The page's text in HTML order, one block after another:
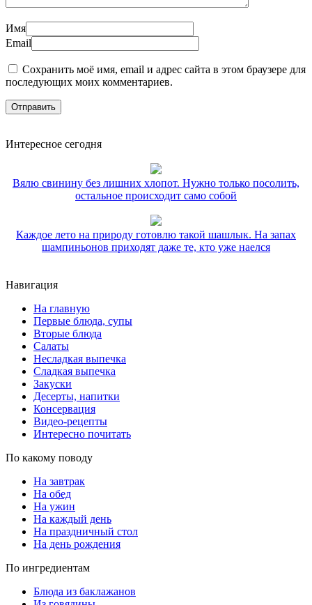
Имя
Email
Сохранить моё имя, email и адрес сайта в этом браузере для
последующих моих комментариев.
Интересное сегодня
Вялю свинину без лишних хлопот. Нужно только посолить,
остальное происходит само собой
Каждое лето на природу готовлю такой шашлык. На запах
шампиньонов приходят даже те, кто уже наелся
Навигация
На главную
Первые блюда, супы
Вторые блюда
Салаты
Несладкая выпечка
Сладкая выпечка
Закуски
Десерты, напитки
Консервация
Видео-рецепты
Интересно почитать
По какому поводу
На завтрак
На обед
На ужин
На каждый день
На праздничный стол
На день рождения
По ингредиентам
Блюда из баклажанов